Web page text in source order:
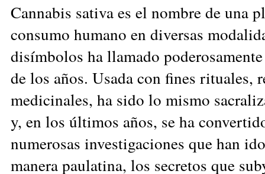
Cannabis sativa es el nombre de una
consumo humano en diversas
disímbolos ha llamado
de los años. Usada con fines rituales,
medicinales, ha sido lo mismo
y, en los últimos años, se ha
numerosas investigaciones que han
manera paulatina, los secretos que